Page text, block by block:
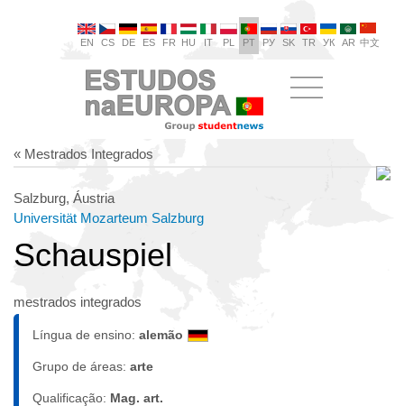
EN CS DE ES FR HU IT PL PT РУ SK TR УК AR 中文
« Mestrados Integrados
Salzburg, Áustria
Universität Mozarteum Salzburg
Schauspiel
mestrados integrados
Língua de ensino: alemão
Grupo de áreas: arte
Qualificação: Mag. art.